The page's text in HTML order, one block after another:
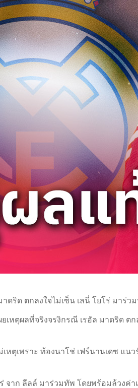
าดริด ตกลงใจไม่เซ็น เลนี่ โยโร่ มา
เหตุผลที่จริงจรงิกรณี เรอัล มาดริด
ตุเพราะ ท้องนาโช่ เฟร์นานเดซ แน
จาก ลีลล์ มาร่วมทัพ โดยพร้อมล้วง